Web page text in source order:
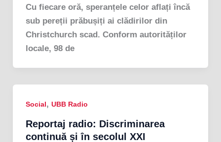
Cu fiecare oră, speranțele celor aflați încă
sub pereții prăbușiți ai clădirilor din
Christchurch scad. Conform autorităților
locale, 98 de
Social, UBB Radio
Reportaj radio: Discriminarea
continuă și în secolul XXI